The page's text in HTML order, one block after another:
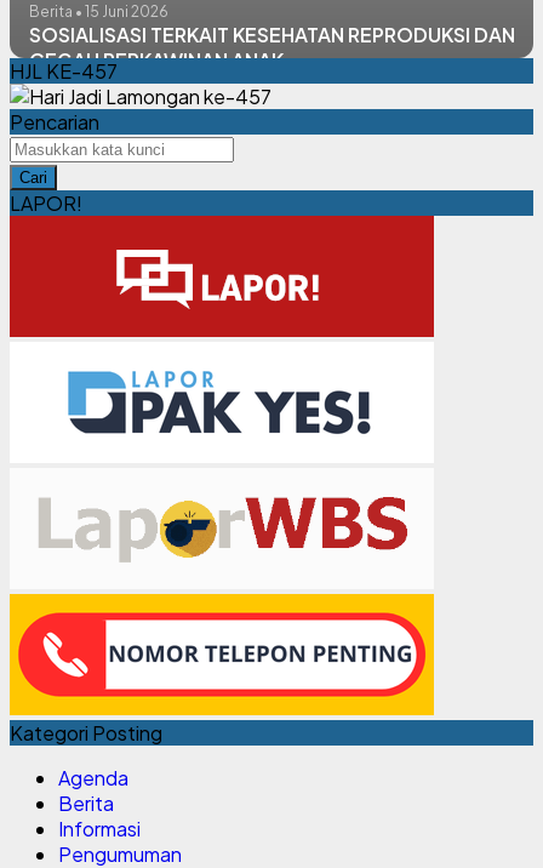
Berita • 15 Juni 2026
SOSIALISASI TERKAIT KESEHATAN REPRODUKSI DAN
CEGAH PERKAWINAN ANAK
HJL KE-457
Pencarian
Cari
LAPOR!
Kategori Posting
Agenda
Berita
Informasi
Pengumuman